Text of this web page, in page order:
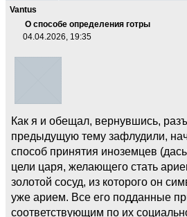
Vantus
О способе определения готры
04.04.2026, 19:35
Как я и обещал, вернувшись,
предыдущую тему зафлудили,
способ принятия иноземцев
цели царя, желающего стать
золотой сосуд, из которого он
уже арием. Все его подданные
соответствующим по их